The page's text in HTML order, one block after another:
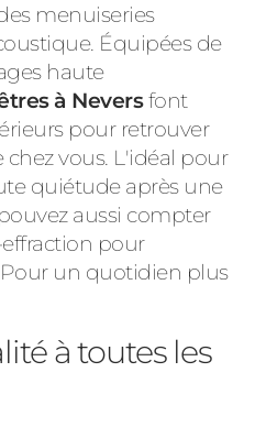
menuiseries
Équipées de
haute
à Neversfont
pour retrouver
vous. L'idéal pour
quiétude après une
aussi compter
pour
un quotidien plus
à toutes les